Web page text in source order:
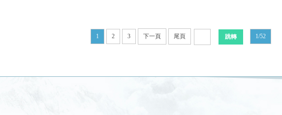
1 2 3 下一頁 尾頁 1/52